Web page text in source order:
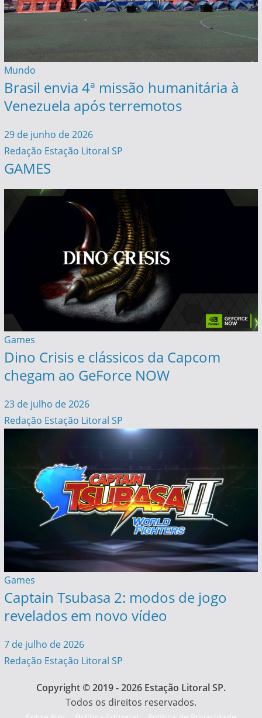
Mundo
Brasil envia 4ª missão humanitária à
Venezuela após terremotos
29 de junho de 2026
Redação Estação Litoral SP
GAMES
Games
Dino Crisis e clássicos da Capcom
chegam ao GeForce NOW
23 de julho de 2026
Redação Estação Litoral SP
Games
Captain Tsubasa 2: modos de jogo
revelados em novo vídeo
7 de julho de 2026
Redação Estação Litoral SP
Copyright © 2019 - 2026 Estação Litoral SP.
Todos os direitos reservados.